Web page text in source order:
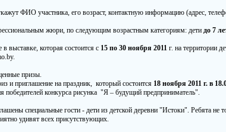
ФИО участника, его возраст, контактную информацию (адрес,
жюри, по следующим возрастным категориям: дети до 7
выставке, которая состоится с 15 по 30 ноября 2011 г. на территории
призы.
и приглашение на праздник, который состоится 18 ноября 2011 г. в
победителей конкурса рисунка "Я – будущий предприниматель".
специальные гости - дети из детской деревни "Истоки". Ребята не
удивят всех присутствующих.